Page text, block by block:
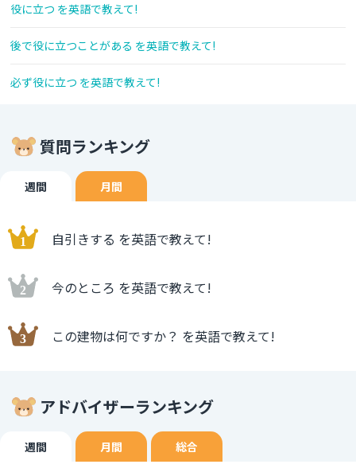
役に立つ を英語で教えて!
後で役に立つことがある を英語で教えて!
必ず役に立つ を英語で教えて!
質問ランキング
週間 月間
自引きする を英語で教えて!
今のところ を英語で教えて!
この建物は何ですか？ を英語で教えて!
アドバイザーランキング
週間 月間 総合